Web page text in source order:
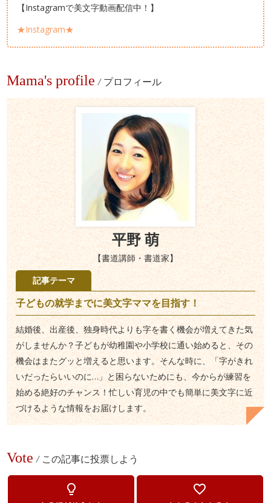
【Instagramで美文字動画配信中！】
★Instagram★
Mama's profile / プロフィール
平野 萌
【書道講師・書道家】
記事テーマ
子どもの就学までに美文字ママを目指す！
結婚後、出産後、独身時代よりも字を書く機会が増えてきた気
がしませんか？子どもが幼稚園や小学校に通い始めると、その
機会はまたグッと増えると思います。そんな時に、「字がきれ
いだったらいいのに…」と困らないためにも、今からが練習を
始める絶好のチャンス！忙しい育児の中でも簡単に美文字に近
づけるような情報をお届けします。
Vote / この記事に投票しよう
lightbulb_outline favorite_border